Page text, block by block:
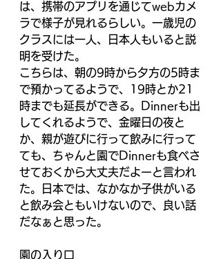
は、携帯のアプリを通じてwebカメ
ラで様子が見れるらしい。一歳児の
クラスには一人、日本人もいると説
明を受けた。
こちらは、朝の9時から夕方の5時ま
で預かってるようで、19時とか21
時までも延長ができる。Dinnerも出
してくれるようで、金曜日の夜と
か、親が遊びに行って飲みに行って
ても、ちゃんと園でDinnerも食べさ
せておくから大丈夫だよーと言われ
た。日本では、なかなか子供がいる
と飲み会ともいけないので、良い話
だなぁと思った。
園の入り口